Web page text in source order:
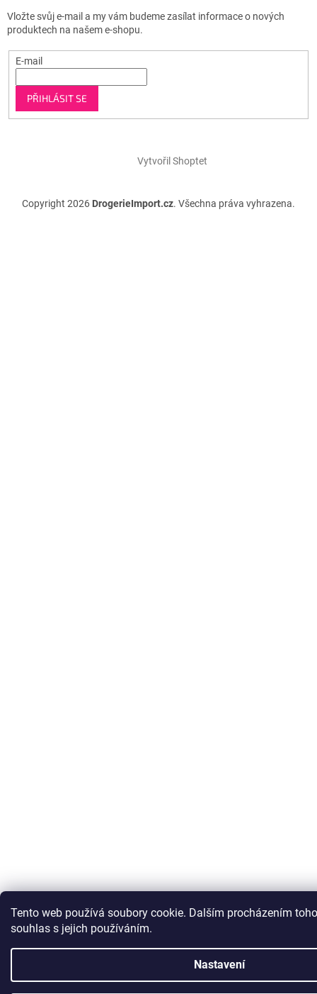
Tento web používá soubory cookie. Dalším procházením
souhlas s jejich používáním.
Nastavení
Vložte svůj e-mail a my vám budeme zasílat informace o nových
produktech na našem e-shopu.
E-mail
PŘIHLÁSIT SE
Vytvořil Shoptet
Copyright 2026 DrogerieImport.cz. Všechna práva vyhrazena.